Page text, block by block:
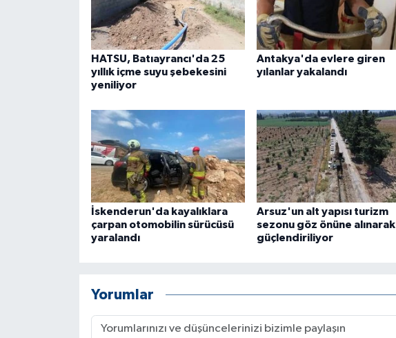
HATSU, Batıayrancı'da 25
yıllık içme suyu şebekesini
yeniliyor
Antakya'da evlere giren
yılanlar yakalandı
İskenderun'da kayalıklara
çarpan otomobilin sürücüsü
yaralandı
Arsuz'un alt yapısı turizm
sezonu göz önüne alınarak
güçlendiriliyor
Yorumlar